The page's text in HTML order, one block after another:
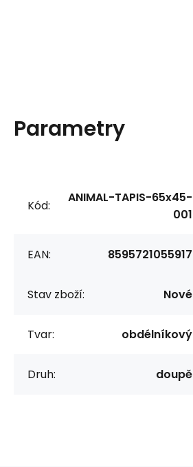
Parametry
Kód:
ANIMAL-TAPIS-65x45-
001
EAN: 8595721055917
Stav zboží: Nové
Tvar: obdélníkový
Druh: doupě